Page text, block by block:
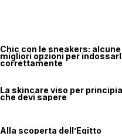
Chic con le sneakers:
migliori opzioni per
correttamente
La skincare viso per
che devi sapere
Alla scoperta dell’Egitto